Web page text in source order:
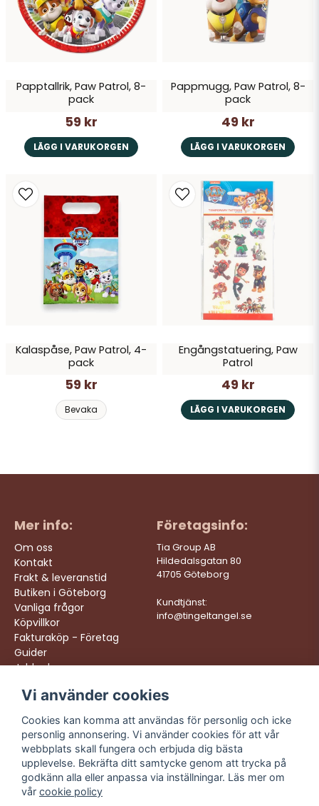
Papptallrik, Paw Patrol, 8-
pack
59 kr
LÄGG I VARUKORGEN
Pappmugg, Paw Patrol, 8-
pack
49 kr
LÄGG I VARUKORGEN
Kalaspåse, Paw Patrol, 4-
pack
59 kr
Bevaka
Engångstatuering, Paw
Patrol
49 kr
LÄGG I VARUKORGEN
Mer info:
Om oss
Kontakt
Frakt & leveranstid
Butiken i Göteborg
Vanliga frågor
Köpvillkor
Fakturaköp - Företag
Guider
Jobba hos oss
Företagsinfo:
Tia Group AB
Hildedalsgatan 80
41705 Göteborg
Kundtjänst:
info@tingeltangel.se
Följ oss:
Instagram
Facebook
TikTok
YouTube
Vi levererar:
Snabba leveranser
Trygga köp
Fri frakt över 499:-
Trevlig kundtjänst
Vi använder cookies
Cookies kan komma att användas för personlig och icke
personlig annonsering. Vi använder cookies för att vår
webbplats skall fungera och erbjuda dig bästa
upplevelse. Bekräfta ditt samtycke genom att trycka på
godkänn alla eller anpassa via inställningar. Läs mer om
vår cookie policy